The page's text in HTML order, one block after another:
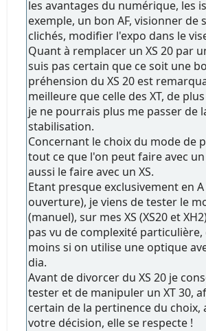
les avantages du numérique, les
exemple, un bon AF, visionner de
clichés, modifier l'expo dans le
Quant à remplacer un XS 20 par
suis pas certain que ce soit une
préhension du XS 20 est
meilleure que celle des XT, de
je ne pourrais plus me passer de
stabilisation.
Concernant le choix du mode de
tout ce que l'on peut faire avec un
aussi le faire avec un XS.
Etant presque exclusivement en
ouverture), je viens de tester le
(manuel), sur mes XS (XS20 et
pas vu de complexité particulière,
moins si on utilise une optique
dia.
Avant de divorcer du XS 20 je
tester et de manipuler un XT 30,
certain de la pertinence du choix,
votre décision, elle se respecte !